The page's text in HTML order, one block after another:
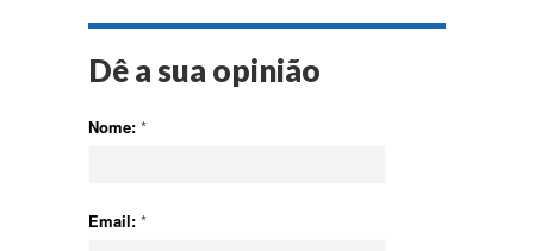
Dê a sua opinião
Nome: *
Email: *